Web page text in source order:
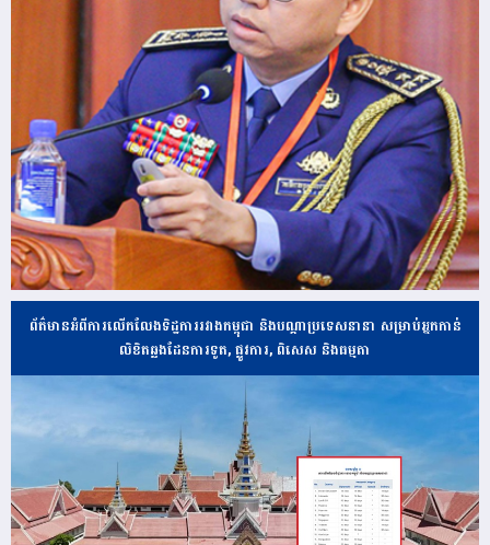
ព័ត៌មានអំពីការលើកលែងទិដ្ឋការរវាងកម្ពុជា និងបណ្ដាប្រទេសនានា សម្រាប់អ្នកកាន់
លិខិតឆ្លងដែនការទូត, ផ្លូវការ, ពិសេស និងធម្មតា